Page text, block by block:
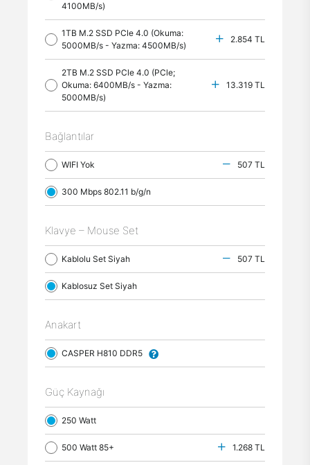
4100MB/s)
1TB M.2 SSD PCle 4.0 (Okuma:
5000MB/s - Yazma: 4500MB/s)
2.854 TL
2TB M.2 SSD PCle 4.0 (PCle;
Okuma: 6400MB/s - Yazma:
5000MB/s)
13.319 TL
Bağlantılar
WIFI Yok 507 TL
300 Mbps 802.11 b/g/n
Klavye – Mouse Set
Kablolu Set Siyah 507 TL
Kablosuz Set Siyah
Anakart
CASPER H810 DDR5
Güç Kaynağı
250 Watt
500 Watt 85+ 1.268 TL